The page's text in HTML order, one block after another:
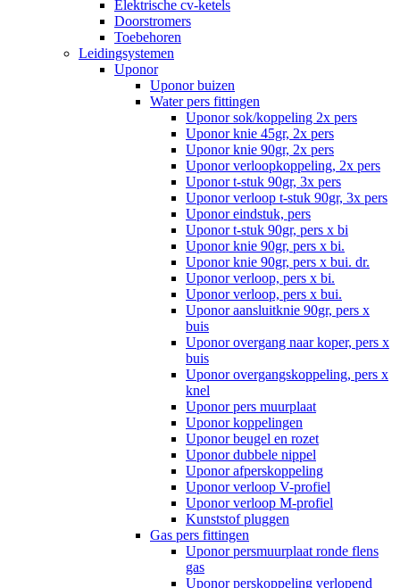
Elektrische cv-ketels
Doorstromers
Toebehoren
Leidingsystemen
Uponor
Uponor buizen
Water pers fittingen
Uponor sok/koppeling 2x pers
Uponor knie 45gr, 2x pers
Uponor knie 90gr, 2x pers
Uponor verloopkoppeling, 2x pers
Uponor t-stuk 90gr, 3x pers
Uponor verloop t-stuk 90gr, 3x pers
Uponor eindstuk, pers
Uponor t-stuk 90gr, pers x bi
Uponor knie 90gr, pers x bi.
Uponor knie 90gr, pers x bui. dr.
Uponor verloop, pers x bi.
Uponor verloop, pers x bui.
Uponor aansluitknie 90gr, pers x
buis
Uponor overgang naar koper, pers x
buis
Uponor overgangskoppeling, pers x
knel
Uponor pers muurplaat
Uponor koppelingen
Uponor beugel en rozet
Uponor dubbele nippel
Uponor afperskoppeling
Uponor verloop V-profiel
Uponor verloop M-profiel
Kunststof pluggen
Gas pers fittingen
Uponor persmuurplaat ronde flens
gas
Uponor perskoppeling verlopend